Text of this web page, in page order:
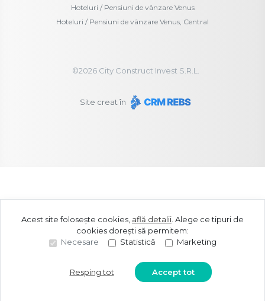
Hoteluri / Pensiuni de vânzare Venus
Hoteluri / Pensiuni de vânzare Venus, Central
©2026City Construct Invest S.R.L.
Site creat în
Acest site folosește cookies, află detalii Alege ce tipuri de
cookies dorești să permitem:
Necesare
Statistică Marketing
Resping tot Accept tot